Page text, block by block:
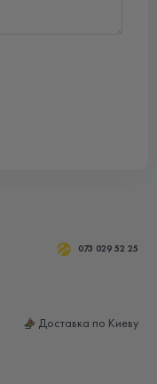
073 029 52 25
Доставка по Киеву